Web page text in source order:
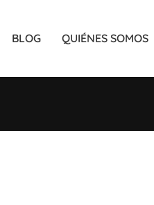
BLOG QUIÉNES SOMOS